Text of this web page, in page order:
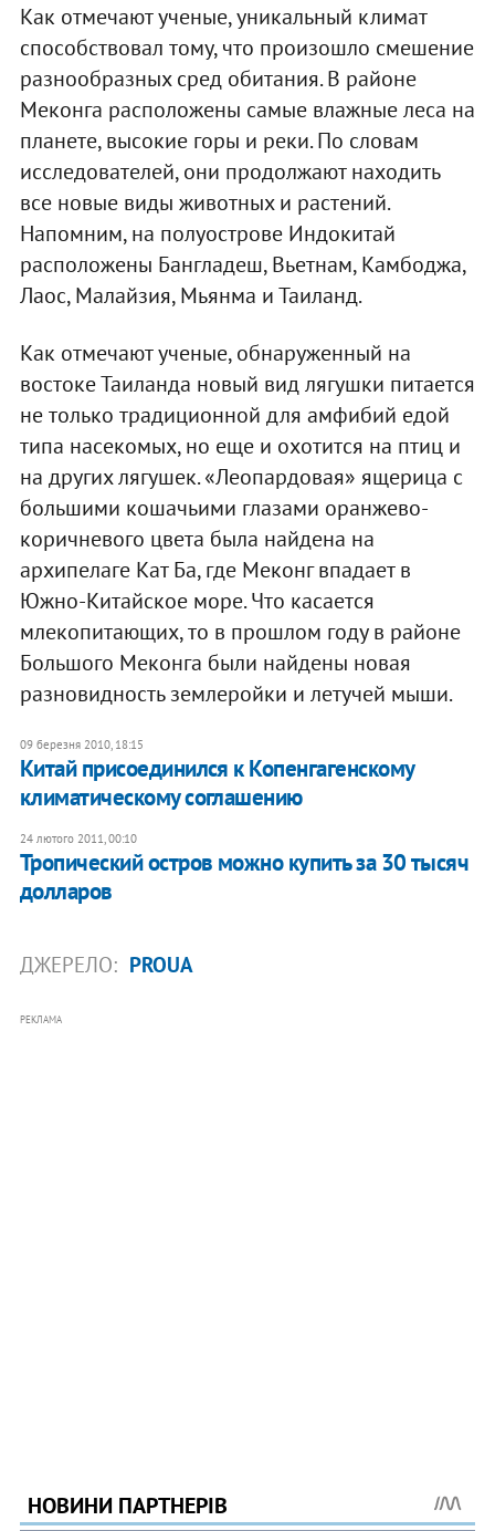
Как отмечают ученые, уникальный климат
способствовал тому, что произошло смешение
разнообразных сред обитания. В районе
Меконга расположены самые влажные леса на
планете, высокие горы и реки. По словам
исследователей, они продолжают находить
все новые виды животных и растений.
Напомним, на полуострове Индокитай
расположены Бангладеш, Вьетнам, Камбоджа,
Лаос, Малайзия, Мьянма и Таиланд.
Как отмечают ученые, обнаруженный на
востоке Таиланда новый вид лягушки питается
не только традиционной для амфибий едой
типа насекомых, но еще и охотится на птиц и
на других лягушек. «Леопардовая» ящерица с
большими кошачьими глазами оранжево-
коричневого цвета была найдена на
архипелаге Кат Ба, где Меконг впадает в
Южно-Китайское море. Что касается
млекопитающих, то в прошлом году в районе
Большого Меконга были найдены новая
разновидность землеройки и летучей мыши.
09 березня 2010, 18:15
Китай присоединился к Копенгагенскому
климатическому соглашению
24 лютого 2011, 00:10
Тропический остров можно купить за 30 тысяч
долларов
ДЖЕРЕЛО: PROUA
РЕКЛАМА